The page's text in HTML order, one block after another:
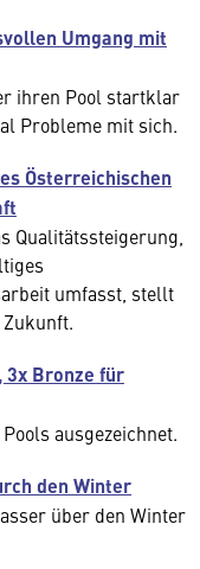
Umgang mit
ihren Pool startklar
Probleme mit sich.
Österreichischen
Qualitätssteigerung,
umfasst, stellt
3x Bronze für
ausgezeichnet.
den Winter
über den Winter